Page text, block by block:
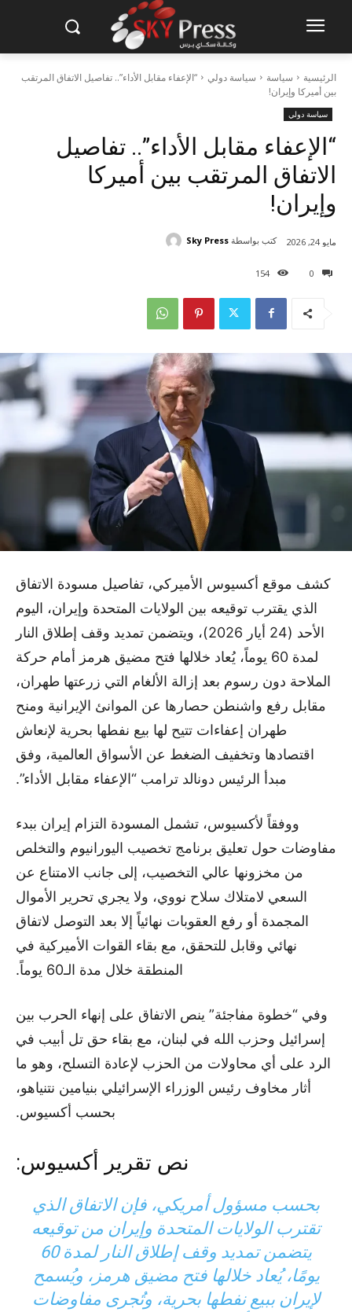
الرئيسية سياسة سياسة دولي
“الإعفاء مقابل الأداء”.. تفاصيل الاتفاق المرتقب
بين أميركا وإيران!
سياسة دولي
“الإعفاء مقابل الأداء”.. تفاصيل
الاتفاق المرتقب بين أميركا
وإيران!
0
154
مايو 24, 2026 كتب بواسطة Sky Press
كشف موقع أكسيوس الأميركي، تفاصيل مسودة الاتفاق
الذي يقترب توقيعه بين الولايات المتحدة وإيران، اليوم
الأحد (24 أيار 2026)، ويتضمن تمديد وقف إطلاق النار
لمدة 60 يوماً، يُعاد خلالها فتح مضيق هرمز أمام حركة
الملاحة دون رسوم بعد إزالة الألغام التي زرعتها طهران،
مقابل رفع واشنطن حصارها عن الموانئ الإيرانية ومنح
طهران إعفاءات تتيح لها بيع نفطها بحرية لإنعاش
اقتصادها وتخفيف الضغط عن الأسواق العالمية، وفق
مبدأ الرئيس دونالد ترامب “الإعفاء مقابل الأداء”.
ووفقاً لأكسيوس، تشمل المسودة التزام إيران ببدء
مفاوضات حول تعليق برنامج تخصيب اليورانيوم والتخلص
من مخزونها عالي التخصيب، إلى جانب الامتناع عن
السعي لامتلاك سلاح نووي، ولا يجري تحرير الأموال
المجمدة أو رفع العقوبات نهائياً إلا بعد التوصل لاتفاق
نهائي وقابل للتحقق، مع بقاء القوات الأميركية في
المنطقة خلال مدة الـ60 يوماً.
وفي “خطوة مفاجئة” ينص الاتفاق على إنهاء الحرب بين
إسرائيل وحزب الله في لبنان، مع بقاء حق تل أبيب في
الرد على أي محاولات من الحزب لإعادة التسلح، وهو ما
أثار مخاوف رئيس الوزراء الإسرائيلي بنيامين نتنياهو،
بحسب أكسيوس.
نص تقرير أكسيوس:
بحسب مسؤول أمريكي، فإن الاتفاق الذي
تقترب الولايات المتحدة وإيران من توقيعه
يتضمن تمديد وقف إطلاق النار لمدة 60
يومًا، يُعاد خلالها فتح مضيق هرمز، ويُسمح
لإيران ببيع نفطها بحرية، وتُجرى مفاوضات